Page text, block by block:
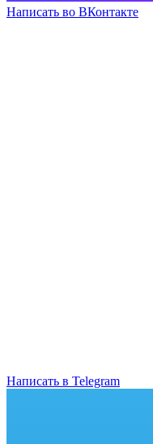
Написать во ВКонтакте
Написать в Telegram